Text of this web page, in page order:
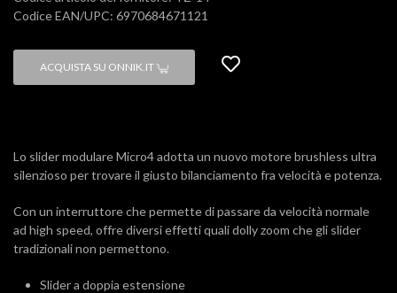
Codice EAN/UPC: 6970684671121
ACQUISTA SU ONNIK.IT
Lo slider modulare Micro4 adotta un nuovo motore brushless ultra
silenzioso per trovare il giusto bilanciamento fra velocità e potenza.
Con un interruttore che permette di passare da velocità normale
ad high speed, offre diversi effetti quali dolly zoom che gli slider
tradizionali non permettono.
Slider a doppia estensione